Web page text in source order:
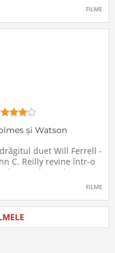
- sora lui
FILME
și Watson
duet Will Ferrell -
C. Reilly revine într-o
comedie: Holmes &
povestea super-
și a asistentului
dr. Watson, inspirată
romanul best-seller al
data
FILME